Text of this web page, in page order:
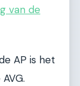
van de
AP is het